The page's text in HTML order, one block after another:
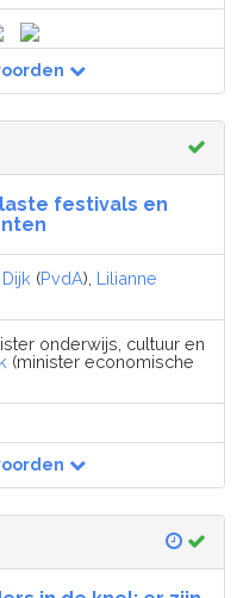
festivals en
(PvdA), Lilianne
onderwijs, cultuur en
(minister economische